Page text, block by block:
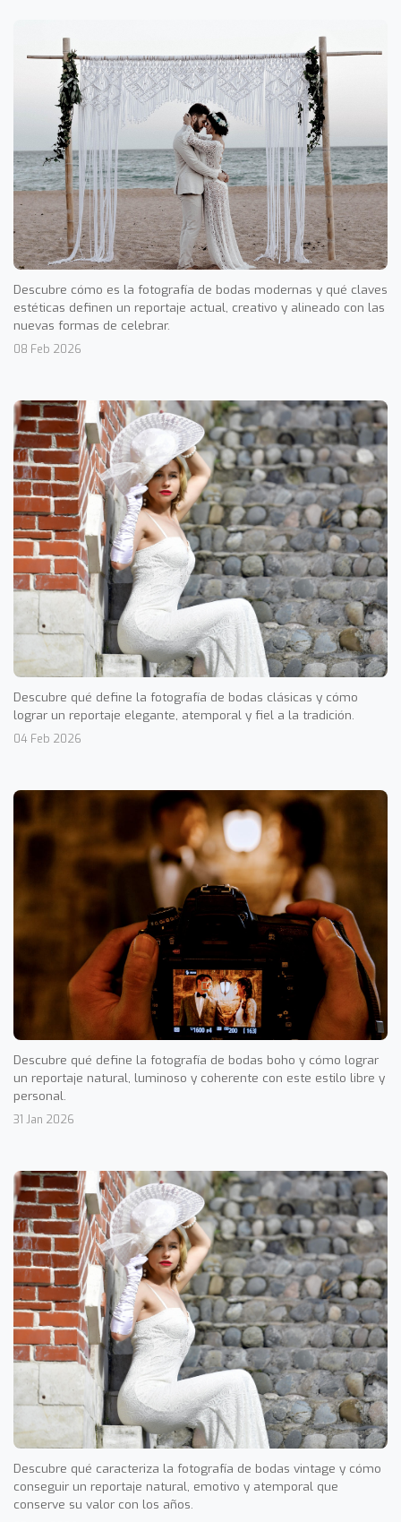
Descubre cómo es la fotografía de bodas modernas y qué claves
estéticas definen un reportaje actual, creativo y alineado con las
nuevas formas de celebrar.
08 Feb 2026
Descubre qué define la fotografía de bodas clásicas y cómo
lograr un reportaje elegante, atemporal y fiel a la tradición.
04 Feb 2026
Descubre qué define la fotografía de bodas boho y cómo lograr
un reportaje natural, luminoso y coherente con este estilo libre y
personal.
31 Jan 2026
Descubre qué caracteriza la fotografía de bodas vintage y cómo
conseguir un reportaje natural, emotivo y atemporal que
conserve su valor con los años.